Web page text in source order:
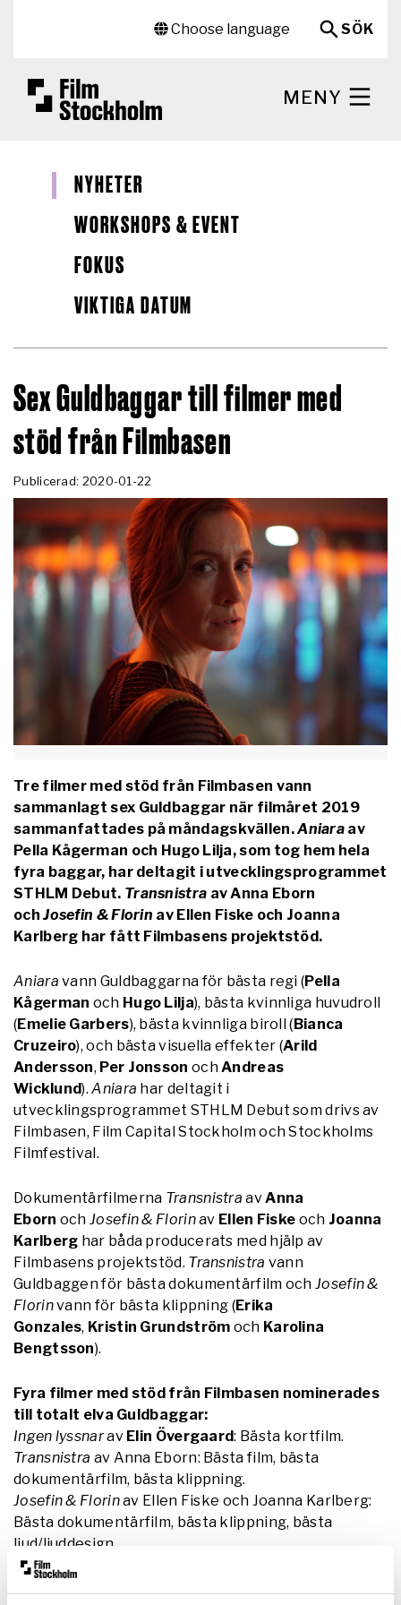
Choose language
SÖK
MENY
NYHETER
WORKSHOPS & EVENT
FOKUS
VIKTIGA DATUM
Sex Guldbaggar till filmer med
stöd från Filmbasen
Publicerad: 2020-01-22
Tre filmer med stöd från Filmbasen vann
sammanlagt sex Guldbaggar när filmåret 2019
sammanfattades på måndagskvällen.Aniara av
Pella Kågerman och Hugo Lilja, som tog hem hela
fyra baggar, har deltagit i utvecklingsprogrammet
STHLM Debut. Transnistra av Anna Eborn
ochJosefin & Florin av Ellen Fiske och Joanna
Karlberg har fått Filmbasens projektstöd.
Aniaravann Guldbaggarna för bästa regi (Pella
Kågerman och Hugo Lilja), bästa kvinnliga huvudroll
(Emelie Garbers), bästa kvinnliga biroll (Bianca
Cruzeiro), och bästa visuella effekter (Arild
Andersson, Per Jonsson och Andreas
Wicklund).Aniara har deltagit i
utvecklingsprogrammet STHLM Debut som drivs av
Filmbasen, Film Capital Stockholm och Stockholms
Filmfestival.
Dokumentärfilmerna Transnistraav Anna
Eborn ochJosefin & Florinav Ellen Fiske och Joanna
Karlberg har båda producerats med hjälp av
Filmbasens projektstöd. Transnistra vann
Guldbaggen för bästa dokumentärfilm och Josefin &
Florinvann för bästa klippning (Erika
Gonzales, Kristin Grundström och Karolina
Bengtsson).
Fyra filmer med stöd från Filmbasen nominerades
till totalt elva Guldbaggar:
Ingen lyssnarav Elin Övergaard: Bästa kortfilm.
Transnistra av Anna Eborn: Bästa film, bästa
dokumentärfilm, bästa klippning.
Josefin & Florinav Ellen Fiske och Joanna Karlberg:
Bästa dokumentärfilm, bästa klippning, bästa
ljud/ljuddesign.
Aniara